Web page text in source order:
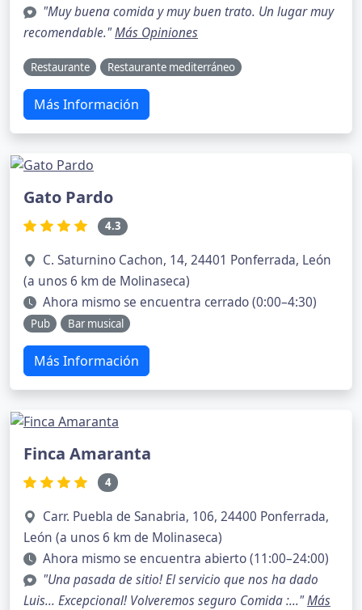
"Muy buena comida y muy buen trato. Un lugar muy
recomendable."Más Opiniones
Restaurante Restaurante mediterráneo
Más Información
Gato Pardo
4.3
C. Saturnino Cachon, 14, 24401 Ponferrada, León
(a unos 6 km de Molinaseca)
Ahora mismo se encuentra cerrado (0:00–4:30)
Pub Bar musical
Más Información
Finca Amaranta
4
Carr. Puebla de Sanabria, 106, 24400 Ponferrada,
León (a unos 6 km de Molinaseca)
Ahora mismo se encuentra abierto (11:00–24:00)
"Una pasada de sitio! El servicio que nos ha dado
Luis... Excepcional! Volveremos seguro Comida :..."Más